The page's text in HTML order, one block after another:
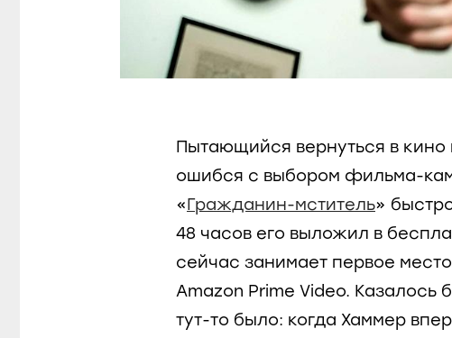
Пытающийся вернуться в кино
ошибся с выбором фильма-
«Гражданин-мститель»
48 часов его выложил в
сейчас занимает первое
Amazon Prime Video. Казалось
тут-то было: когда Хаммер